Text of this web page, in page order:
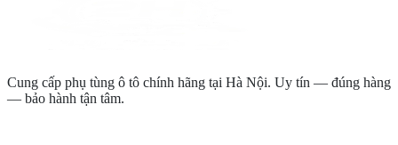
Cung cấp phụ tùng ô tô chính hãng tại Hà Nội. Uy tín — đúng hàng
— bảo hành tận tâm.